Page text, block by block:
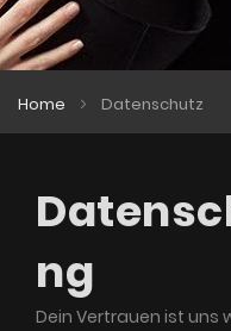
Home Datenschutz
ng
Dein Vertrauen ist